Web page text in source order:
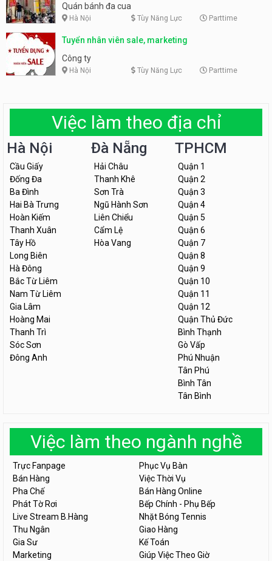
Quán bánh đa cua
Hà Nội Tùy Năng Lực Parttime
Tuyển nhân viên sale, marketing
Công ty
Hà Nội Tùy Năng Lực Parttime
Việc làm theo địa chỉ
Hà Nội
Cầu Giấy
Đống Đa
Ba Đình
Hai Bà Trưng
Hoàn Kiếm
Thanh Xuân
Tây Hồ
Long Biên
Hà Đông
Bắc Từ Liêm
Nam Từ Liêm
Gia Lâm
Hoàng Mai
Thanh Trì
Sóc Sơn
Đông Anh
Đà Nẵng
Hải Châu
Thanh Khê
Sơn Trà
Ngũ Hành Sơn
Liên Chiểu
Cẩm Lệ
Hòa Vang
TPHCM
Quận 1
Quận 2
Quận 3
Quận 4
Quận 5
Quận 6
Quận 7
Quận 8
Quận 9
Quận 10
Quận 11
Quận 12
Quận Thủ Đức
Bình Thạnh
Gò Vấp
Phú Nhuận
Tân Phú
Bình Tân
Tân Bình
Việc làm theo ngành nghề
Trực Fanpage
Phục Vụ Bàn
Bán Hàng
Việc Thời Vụ
Pha Chế
Bán Hàng Online
Phát Tờ Rơi
Bếp Chính - Phụ Bếp
Live Stream B.Hàng
Nhặt Bóng Tennis
Thu Ngân
Giao Hàng
Gia Sư
Kế Toán
Marketing
Giúp Việc Theo Giờ